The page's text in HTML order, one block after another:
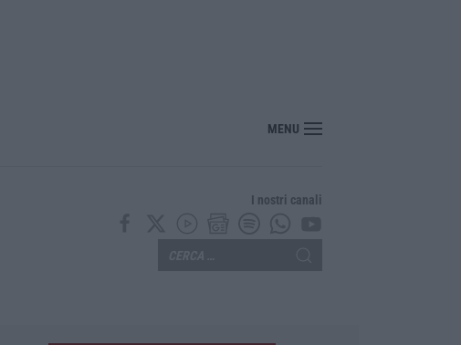
Renzi: «Conte? Sarebbe delittuoso vannaccizzare la coalizione»
MENU
I nostri canali